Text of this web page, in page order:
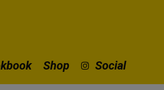
Shop Social